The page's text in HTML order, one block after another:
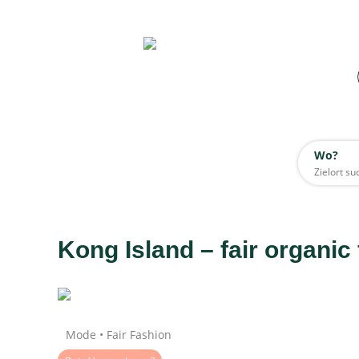
Wo?
Wo?
Daten werden geladen
Kong Island – fair organic
Mode • Fair Fashion